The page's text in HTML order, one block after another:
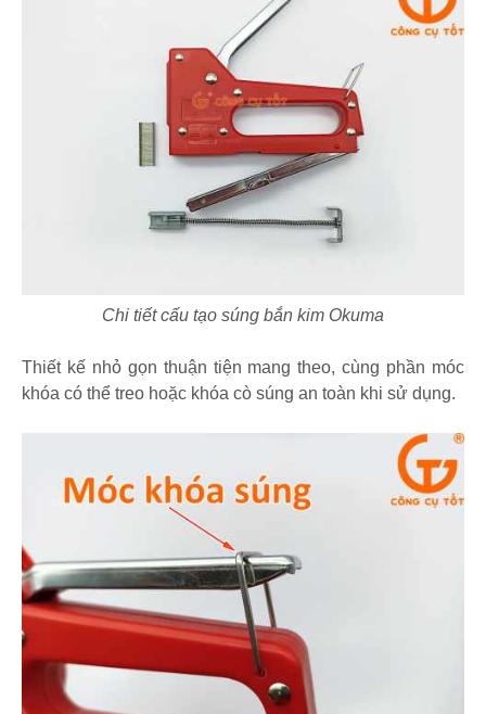
Chi tiết cấu tạo súng bắn kim Okuma
Thiết kế nhỏ gọn thuận tiện mang theo, cùng phần móc
khóa có thể treo hoặc khóa cò súng an toàn khi sử dụng.